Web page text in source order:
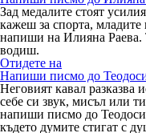
Зад медалите стоят
кажеш за спорта,
напиши на Илияна Раева.
водиш.
Отидете на
Напиши писмо до
Неговият кавал
себе си звук, мисъл или
напиши писмо до
където думите стигат с